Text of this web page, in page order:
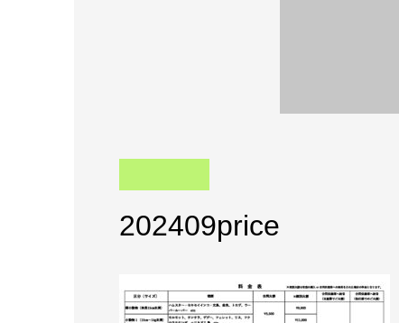
202409price